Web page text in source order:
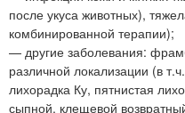
после укуса животных),
комбинированной терапии);
— другие заболевания:
различной локализации (в
лихорадка Ку, пятнистая
сыпной, клещевой